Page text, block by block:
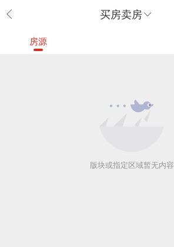
买房卖房
房源
版块或指定区域暂无内容